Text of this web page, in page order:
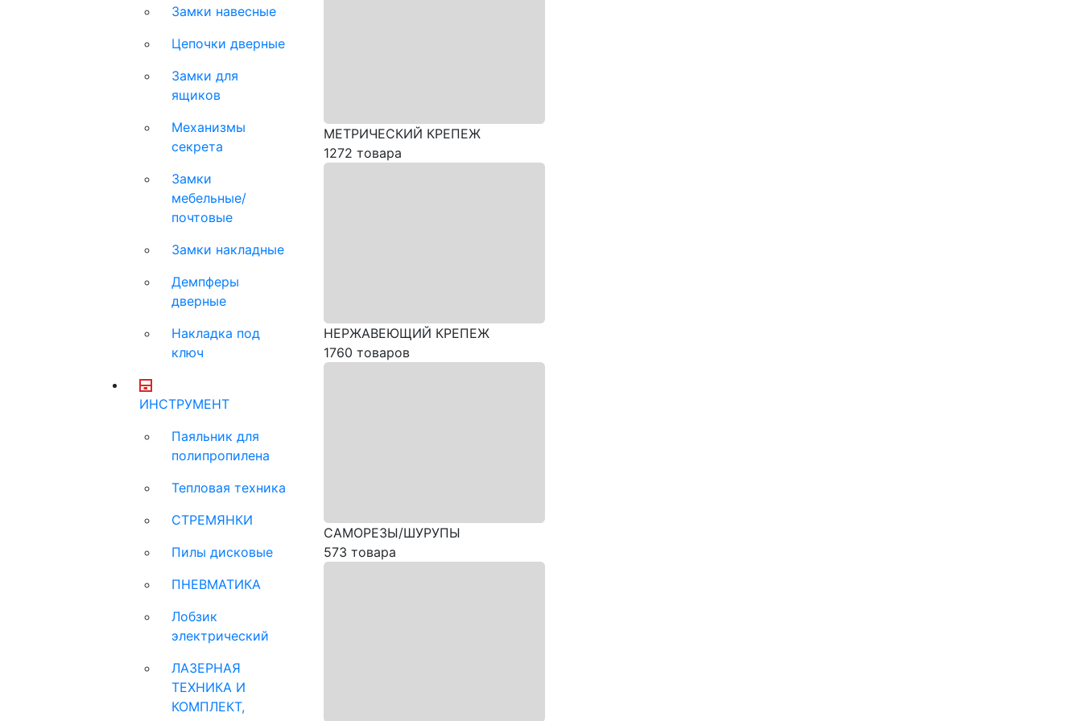
Замки навесные
Цепочки дверные
Замки для
ящиков
Механизмы
секрета
Замки
мебельные/
почтовые
Замки накладные
Демпферы
дверные
Накладка под
ключ
ИНСТРУМЕНТ
Паяльник для
полипропилена
Тепловая техника
СТРЕМЯНКИ
Пилы дисковые
ПНЕВМАТИКА
Лобзик
электрический
ЛАЗЕРНАЯ
ТЕХНИКА И
КОМПЛЕКТ,
МЕТРИЧЕСКИЙ КРЕПЕЖ
1272 товара
НЕРЖАВЕЮЩИЙ КРЕПЕЖ
1760 товаров
САМОРЕЗЫ/ШУРУПЫ
573 товара